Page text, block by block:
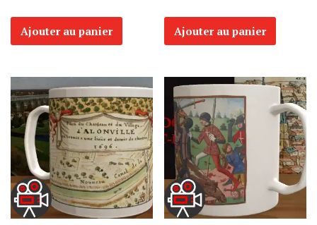
Ajouter au panier Ajouter au panier